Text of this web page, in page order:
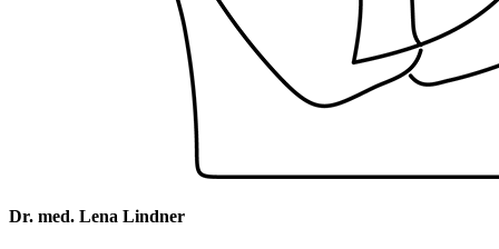
Dr. med. Lena Lindner